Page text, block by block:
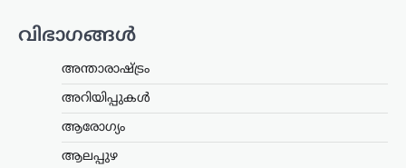
വിഭാഗങ്ങൾ
അന്താരാഷ്ട്രം
അറിയിപ്പുകൾ
ആരോഗ്യം
ആലപ്പുഴ
‘ഓപ്പറേഷൻ സിന്ദൂർ’ സമയത്തെ
കേരളം
മഴക്കെടുതി: 121 കോടി
രൂപയുടെ കൃഷിനാശം;